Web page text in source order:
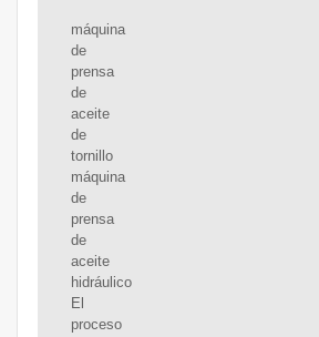
máquina
de
prensa
de
aceite
de
tornillo
máquina
de
prensa
de
aceite
hidráulico
El
proceso